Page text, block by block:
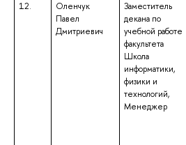
12.
Оленчук
Павел
Дмитриевич
Заместитель
декана по
учебной работе
факультета
Школа
информатики,
физики и
технологий,
Менеджер